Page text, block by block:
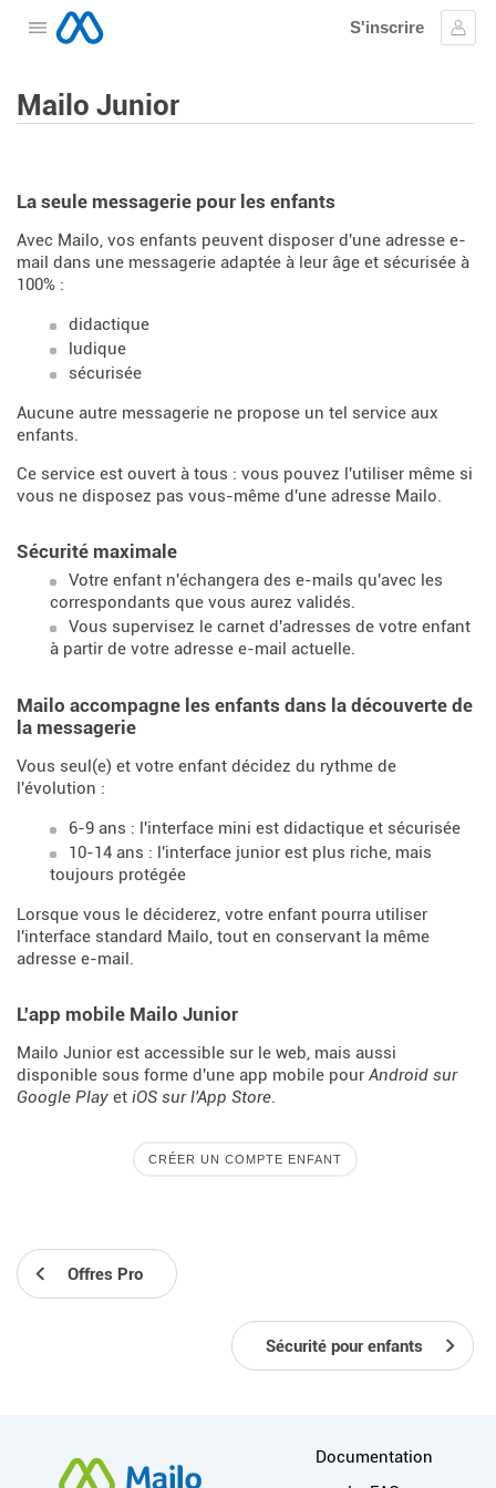
Ouvrir le menu
S'inscrire
Se
Mailo Junior
La seule messagerie pour les enfants
Avec Mailo, vos enfants peuvent disposer d'une adresse e-
mail dans une messagerie adaptée à leur âge et sécurisée à
100% :
didactique
ludique
sécurisée
Aucune autre messagerie ne propose un tel service aux
enfants.
Ce service est ouvert à tous : vous pouvez l'utiliser même si
vous ne disposez pas vous-même d'une adresse Mailo.
Sécurité maximale
Votre enfant n'échangera des e-mails qu'avec les
correspondants que vous aurez validés.
Vous supervisez le carnet d'adresses de votre enfant
à partir de votre adresse e-mail actuelle.
Mailo accompagne les enfants dans la découverte de
la messagerie
Vous seul(e) et votre enfant décidez du rythme de
l'évolution :
6-9 ans : l'interface mini est didactique et sécurisée
10-14 ans : l'interface junior est plus riche, mais
toujours protégée
Lorsque vous le déciderez, votre enfant pourra utiliser
l'interface standard Mailo, tout en conservant la même
adresse e-mail.
L'app mobile Mailo Junior
Mailo Junior est accessible sur le web, mais aussi
disponible sous forme d'une app mobile pour Android sur
Google Play et iOS sur l'App Store.
CRÉER UN COMPTE ENFANT
Offres Pro
Sécurité pour enfants
Plus d'informations
Documentation